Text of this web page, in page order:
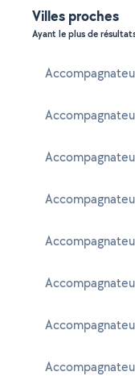
Villes proches
Ayant le plus de